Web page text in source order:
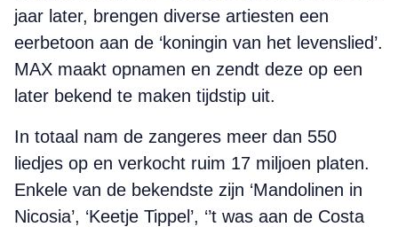
jaar later, brengen diverse artiesten een
eerbetoon aan de ‘koningin van het levenslied’.
MAX maakt opnamen en zendt deze op een
later bekend te maken tijdstip uit.
In totaal nam de zangeres meer dan 550
liedjes op en verkocht ruim 17 miljoen platen.
Enkele van de bekendste zijn ‘Mandolinen in
Nicosia’, ‘Keetje Tippel’, ‘’t was aan de Costa